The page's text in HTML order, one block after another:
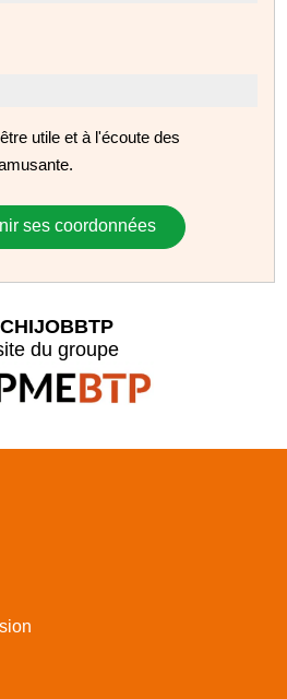
utile et à l'écoute des
ses coordonnées
du groupe